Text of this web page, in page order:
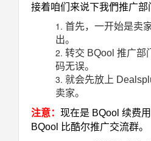
接着咱们来说下我們推广部
首先，一开始是卖
出。
转交 BQool 推广部
码无误。
就会先放上
卖家。
注意： 现在是 BQool 续费
BQool 比酷尔推广交流群。